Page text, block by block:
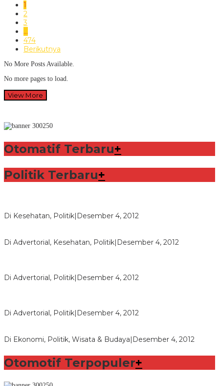
1
2
3
…
474
Berikutnya
No More Posts Available.
No more pages to load.
View More
Otomatif Terbaru+
Politik Terbaru+
Di Kesehatan, Politik Desember 4, 2012
Di Advertorial, Kesehatan, Politik Desember 4, 2012
Di Advertorial, Politik Desember 4, 2012
Di Advertorial, Politik Desember 4, 2012
Di Ekonomi, Politik, Wisata & Budaya Desember 4, 2012
Otomotif Terpopuler+